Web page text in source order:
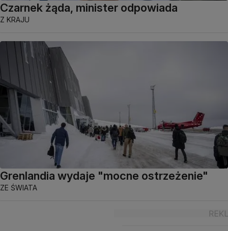
Czarnek żąda, minister odpowiada
Z KRAJU
Grenlandia wydaje "mocne ostrzeżenie"
ZE ŚWIATA